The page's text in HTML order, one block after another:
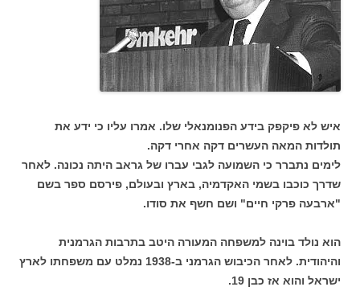
איש לא פיקפק בידע הפנומנאלי שלו. אמרו עליו כי ידע את
תולדות המאה העשרים דקה אחרי דקה.
לימים נתברר כי השמועה לגבי עברו של גראב היתה נכונה. לאחר
שדרך כוכבו בשמי האקדמיה, בארץ ובעולם, פירסם ספר בשם
"ארבעה פרקי חיים" ושם חשף את סודו.
הוא נולד בוינה למשפחה המעורה היטב בתרבות הגרמנית
והיהודית. לאחר הכיבוש הגרמני ב-1938 נמלט עם משפחתו לארץ
ישראל והוא אז כבן 19.